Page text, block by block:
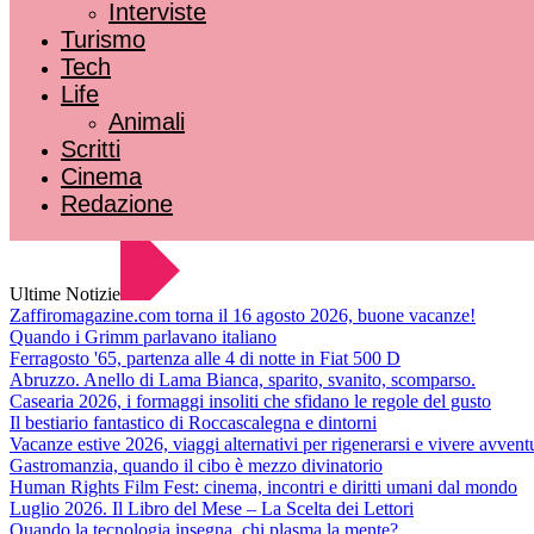
Interviste
Turismo
Tech
Life
Animali
Scritti
Cinema
Redazione
Ultime Notizie
Zaffiromagazine.com torna il 16 agosto 2026, buone vacanze!
Quando i Grimm parlavano italiano
Ferragosto '65, partenza alle 4 di notte in Fiat 500 D
Abruzzo. Anello di Lama Bianca, sparito, svanito, scomparso.
Casearia 2026, i formaggi insoliti che sfidano le regole del gusto
Il bestiario fantastico di Roccascalegna e dintorni
Vacanze estive 2026, viaggi alternativi per rigenerarsi e vivere
Gastromanzia, quando il cibo è mezzo divinatorio
Human Rights Film Fest: cinema, incontri e diritti umani dal mondo
Luglio 2026. Il Libro del Mese – La Scelta dei Lettori
Quando la tecnologia insegna, chi plasma la mente?